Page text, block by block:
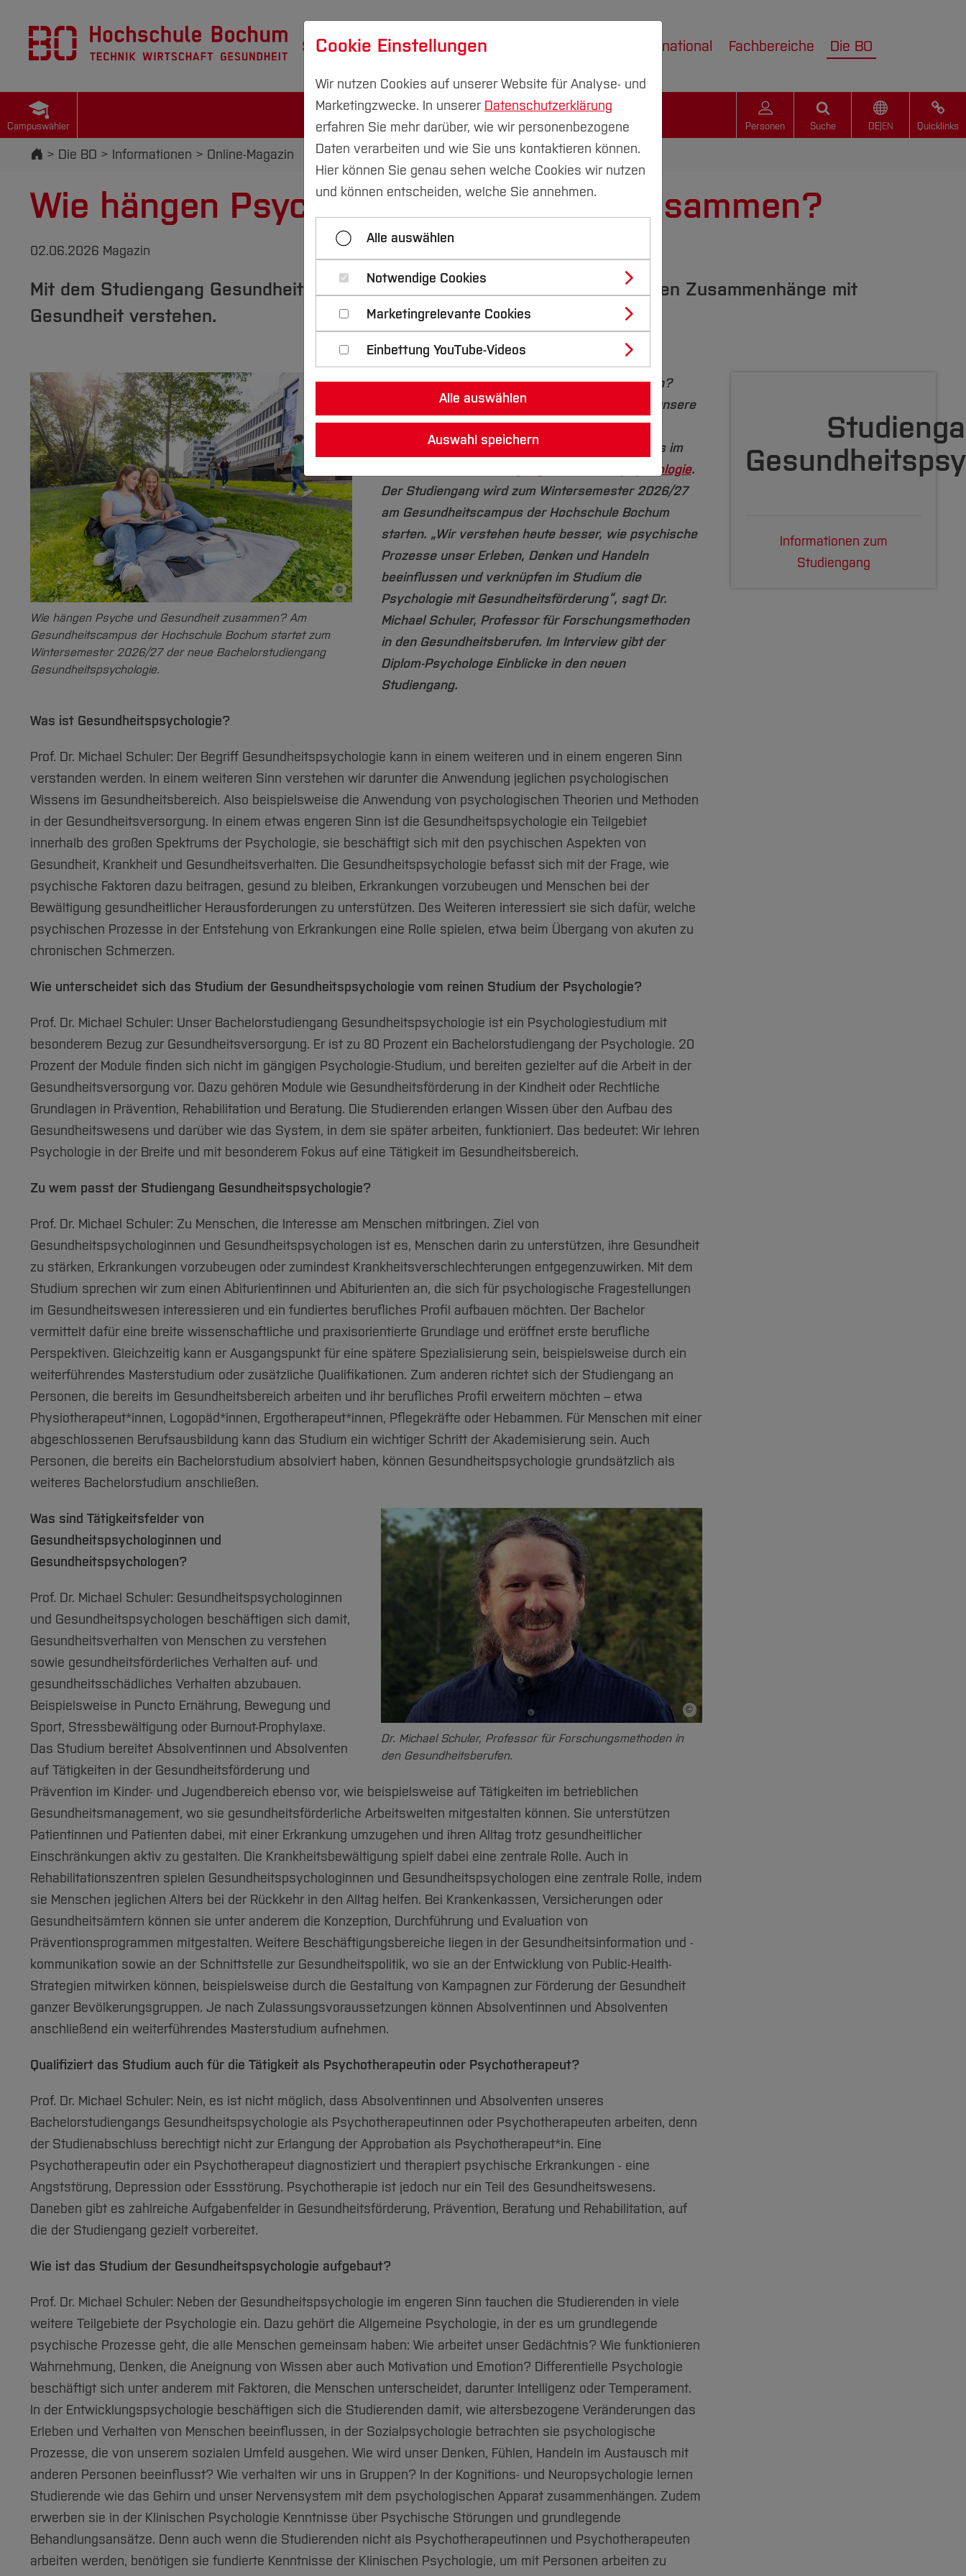
Studium Forschung & Transfer International Fachbereiche Die BO
Campuswähler Personen Suche DE| EN Quicklinks
Startseite
Die BO Informationen Online-Magazin
Wie hängen Psyche und Gesundheit zusammen?
02.06.2026 Magazin
Mit dem Studiengang Gesundheitspsychologie psychische Prozesse und deren Zusammenhänge mit
Gesundheit verstehen.
©
Bildnachweis
Wie hängen Psyche und Gesundheit zusammen? Am
Gesundheitscampus der Hochschule Bochum startet zum
Wintersemester 2026/27 der neue Bachelorstudiengang
Gesundheitspsychologie.
Wie entstehen Motivation, Gefühle und Verhalten?
Welche Rolle spielen psychische Prozesse für unsere
Gesundheit? Und wie lässt sich psychische
Gesundheit gezielt fördern? Genau darum geht’s im
Bachelorstudiengang Gesundheitspsychologie.
Der Studiengang wird zum Wintersemester 2026/27
am Gesundheitscampus der Hochschule Bochum
starten. „Wir verstehen heute besser, wie psychische
Prozesse unser Erleben, Denken und Handeln
beeinflussen und verknüpfen im Studium die
Psychologie mit Gesundheitsförderung“, sagt Dr.
Michael Schuler, Professor für Forschungsmethoden
in den Gesundheitsberufen. Im Interview gibt der
Diplom-Psychologe Einblicke in den neuen
Studiengang.
Was ist Gesundheitspsychologie?
Prof. Dr. Michael Schuler: Der Begriff Gesundheitspsychologie kann in einem weiteren und in einem engeren Sinn
verstanden werden. In einem weiteren Sinn verstehen wir darunter die Anwendung jeglichen psychologischen
Wissens im Gesundheitsbereich. Also beispielsweise die Anwendung von psychologischen Theorien und Methoden
in der Gesundheitsversorgung. In einem etwas engeren Sinn ist die Gesundheitspsychologie ein Teilgebiet
innerhalb des großen Spektrums der Psychologie, sie beschäftigt sich mit den psychischen Aspekten von
Gesundheit, Krankheit und Gesundheitsverhalten. Die Gesundheitspsychologie befasst sich mit der Frage, wie
psychische Faktoren dazu beitragen, gesund zu bleiben, Erkrankungen vorzubeugen und Menschen bei der
Bewältigung gesundheitlicher Herausforderungen zu unterstützen. Des Weiteren interessiert sie sich dafür, welche
psychischen Prozesse in der Entstehung von Erkrankungen eine Rolle spielen, etwa beim Übergang von akuten zu
chronischen Schmerzen.
Wie unterscheidet sich das Studium der Gesundheitspsychologie vom reinen Studium der Psychologie?
Prof. Dr. Michael Schuler: Unser Bachelorstudiengang Gesundheitspsychologie ist ein Psychologiestudium mit
besonderem Bezug zur Gesundheitsversorgung. Er ist zu 80 Prozent ein Bachelorstudiengang der Psychologie. 20
Prozent der Module finden sich nicht im gängigen Psychologie-Studium, und bereiten gezielter auf die Arbeit in der
Gesundheitsversorgung vor. Dazu gehören Module wie Gesundheitsförderung in der Kindheit oder Rechtliche
Grundlagen in Prävention, Rehabilitation und Beratung. Die Studierenden erlangen Wissen über den Aufbau des
Gesundheitswesens und darüber wie das System, in dem sie später arbeiten, funktioniert. Das bedeutet: Wir lehren
Psychologie in der Breite und mit besonderem Fokus auf eine Tätigkeit im Gesundheitsbereich.
Zu wem passt der Studiengang Gesundheitspsychologie?
Prof. Dr. Michael Schuler: Zu Menschen, die Interesse am Menschen mitbringen. Ziel von
Gesundheitspsychologinnen und Gesundheitspsychologen ist es, Menschen darin zu unterstützen, ihre Gesundheit
zu stärken, Erkrankungen vorzubeugen oder zumindest Krankheitsverschlechterungen entgegenzuwirken. Mit dem
Studium sprechen wir zum einen Abiturientinnen und Abiturienten an, die sich für psychologische Fragestellungen
im Gesundheitswesen interessieren und ein fundiertes berufliches Profil aufbauen möchten. Der Bachelor
vermittelt dafür eine breite wissenschaftliche und praxisorientierte Grundlage und eröffnet erste berufliche
Perspektiven. Gleichzeitig kann er Ausgangspunkt für eine spätere Spezialisierung sein, beispielsweise durch ein
weiterführendes Masterstudium oder zusätzliche Qualifikationen. Zum anderen richtet sich der Studiengang an
Personen, die bereits im Gesundheitsbereich arbeiten und ihr berufliches Profil erweitern möchten – etwa
Physiotherapeut*innen, Logopäd*innen, Ergotherapeut*innen, Pflegekräfte oder Hebammen. Für Menschen mit einer
abgeschlossenen Berufsausbildung kann das Studium ein wichtiger Schritt der Akademisierung sein. Auch
Personen, die bereits ein Bachelorstudium absolviert haben, können Gesundheitspsychologie grundsätzlich als
weiteres Bachelorstudium anschließen.
©
Bildnachweis
Dr. Michael Schuler, Professor für Forschungsmethoden in
den Gesundheitsberufen.
Was sind Tätigkeitsfelder von
Gesundheitspsychologinnen und
Gesundheitspsychologen?
Prof. Dr. Michael Schuler: Gesundheitspsychologinnen
und Gesundheitspsychologen beschäftigen sich damit,
Gesundheitsverhalten von Menschen zu verstehen
sowie gesundheitsförderliches Verhalten auf- und
gesundheitsschädliches Verhalten abzubauen.
Beispielsweise in Puncto Ernährung, Bewegung und
Sport, Stressbewältigung oder Burnout-Prophylaxe.
Das Studium bereitet Absolventinnen und Absolventen
auf Tätigkeiten in der Gesundheitsförderung und
Prävention im Kinder- und Jugendbereich ebenso vor, wie beispielsweise auf Tätigkeiten im betrieblichen
Gesundheitsmanagement, wo sie gesundheitsförderliche Arbeitswelten mitgestalten können. Sie unterstützen
Patientinnen und Patienten dabei, mit einer Erkrankung umzugehen und ihren Alltag trotz gesundheitlicher
Einschränkungen aktiv zu gestalten. Die Krankheitsbewältigung spielt dabei eine zentrale Rolle. Auch in
Rehabilitationszentren spielen Gesundheitspsychologinnen und Gesundheitspsychologen eine zentrale Rolle, indem
sie Menschen jeglichen Alters bei der Rückkehr in den Alltag helfen. Bei Krankenkassen, Versicherungen oder
Gesundheitsämtern können sie unter anderem die Konzeption, Durchführung und Evaluation von
Präventionsprogrammen mitgestalten. Weitere Beschäftigungsbereiche liegen in der Gesundheitsinformation und -
kommunikation sowie an der Schnittstelle zur Gesundheitspolitik, wo sie an der Entwicklung von Public-Health-
Strategien mitwirken können, beispielsweise durch die Gestaltung von Kampagnen zur Förderung der Gesundheit
ganzer Bevölkerungsgruppen. Je nach Zulassungsvoraussetzungen können Absolventinnen und Absolventen
anschließend ein weiterführendes Masterstudium aufnehmen.
Qualifiziert das Studium auch für die Tätigkeit als Psychotherapeutin oder Psychotherapeut?
Prof. Dr. Michael Schuler: Nein, es ist nicht möglich, dass Absolventinnen und Absolventen unseres
Bachelorstudiengangs Gesundheitspsychologie als Psychotherapeutinnen oder Psychotherapeuten arbeiten, denn
der Studienabschluss berechtigt nicht zur Erlangung der Approbation als Psychotherapeut*in. Eine
Psychotherapeutin oder ein Psychotherapeut diagnostiziert und therapiert psychische Erkrankungen - eine
Angststörung, Depression oder Essstörung. Psychotherapie ist jedoch nur ein Teil des Gesundheitswesens.
Daneben gibt es zahlreiche Aufgabenfelder in Gesundheitsförderung, Prävention, Beratung und Rehabilitation, auf
die der Studiengang gezielt vorbereitet.
Wie ist das Studium der Gesundheitspsychologie aufgebaut?
Prof. Dr. Michael Schuler: Neben der Gesundheitspsychologie im engeren Sinn tauchen die Studierenden in viele
weitere Teilgebiete der Psychologie ein. Dazu gehört die Allgemeine Psychologie, in der es um grundlegende
psychische Prozesse geht, die alle Menschen gemeinsam haben: Wie arbeitet unser Gedächtnis? Wie funktionieren
Wahrnehmung, Denken, die Aneignung von Wissen aber auch Motivation und Emotion? Differentielle Psychologie
beschäftigt sich unter anderem mit Faktoren, die Menschen unterscheidet, darunter Intelligenz oder Temperament.
In der Entwicklungspsychologie beschäftigen sich die Studierenden damit, wie altersbezogene Veränderungen das
Erleben und Verhalten von Menschen beeinflussen, in der Sozialpsychologie betrachten sie psychologische
Prozesse, die von unserem sozialen Umfeld ausgehen. Wie wird unser Denken, Fühlen, Handeln im Austausch mit
anderen Personen beeinflusst? Wie verhalten wir uns in Gruppen? In der Kognitions- und Neuropsychologie lernen
Studierende wie das Gehirn und unser Nervensystem mit dem psychologischen Apparat zusammenhängen. Zudem
erwerben sie in der Klinischen Psychologie Kenntnisse über Psychische Störungen und grundlegende
Behandlungsansätze. Denn auch wenn die Studierenden nicht als Psychotherapeutinnen und Psychotherapeuten
arbeiten werden, benötigen sie fundierte Kenntnisse der Klinischen Psychologie, um mit Personen arbeiten zu
Informationen zum
Studiengang
Cookie Einstellungen
Wir nutzen Cookies auf unserer Website für Analyse- und
Marketingzwecke. In unserer Datenschutzerklärung
erfahren Sie mehr darüber, wie wir personenbezogene
Daten verarbeiten und wie Sie uns kontaktieren können.
Hier können Sie genau sehen welche Cookies wir nutzen
und können entscheiden, welche Sie annehmen.
Alle auswählen
Notwendige Cookies
Marketingrelevante Cookies
Einbettung YouTube-Videos
Alle auswählen
Auswahl speichern